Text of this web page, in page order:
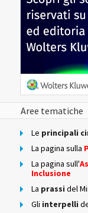
Aree tematiche
Le principali
La pagina sulla
La pagina sull'
Inclusione
La prassi del
Gli interpelli